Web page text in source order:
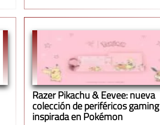
Razer Pikachu & Eevee: nueva
colección de periféricos gaming
inspirada en Pokémon